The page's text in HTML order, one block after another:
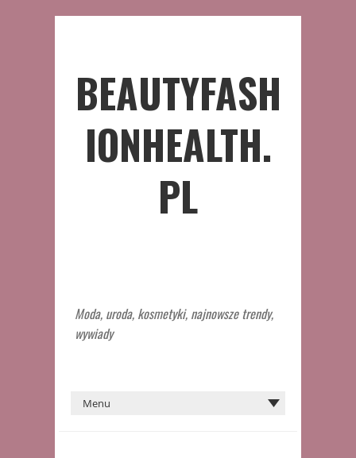
BEAUTYFASH
IONHEALTH.
PL
Moda, uroda, kosmetyki, najnowsze trendy,
wywiady